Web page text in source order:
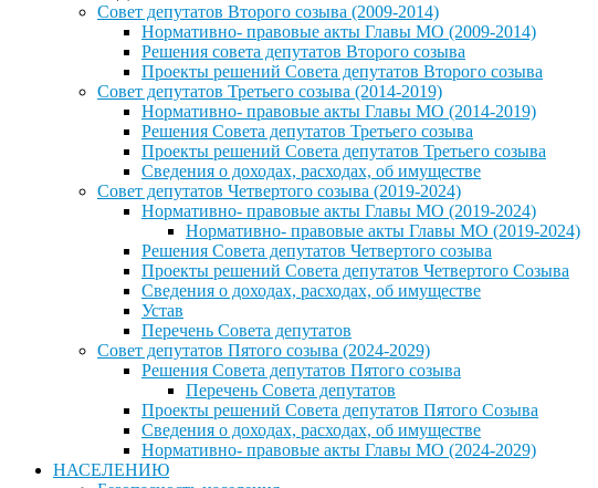
Совет депутатов Второго созыва (2009-2014)
Нормативно- правовые акты Главы МО (2009-2014)
Решения совета депутатов Второго созыва
Проекты решений Совета депутатов Второго созыва
Совет депутатов Третьего созыва (2014-2019)
Нормативно- правовые акты Главы МО (2014-2019)
Решения Совета депутатов Третьего созыва
Проекты решений Совета депутатов Третьего созыва
Сведения о доходах, расходах, об имуществе
Совет депутатов Четвертого созыва (2019-2024)
Нормативно- правовые акты Главы МО (2019-2024)
Нормативно- правовые акты Главы МО (2019-2024)
Решения Совета депутатов Четвертого созыва
Проекты решений Совета депутатов Четвертого Созыва
Сведения о доходах, расходах, об имуществе
Устав
Перечень Совета депутатов
Совет депутатов Пятого созыва (2024-2029)
Решения Совета депутатов Пятого созыва
Перечень Совета депутатов
Проекты решений Совета депутатов Пятого Созыва
Сведения о доходах, расходах, об имуществе
Нормативно- правовые акты Главы МО (2024-2029)
НАСЕЛЕНИЮ